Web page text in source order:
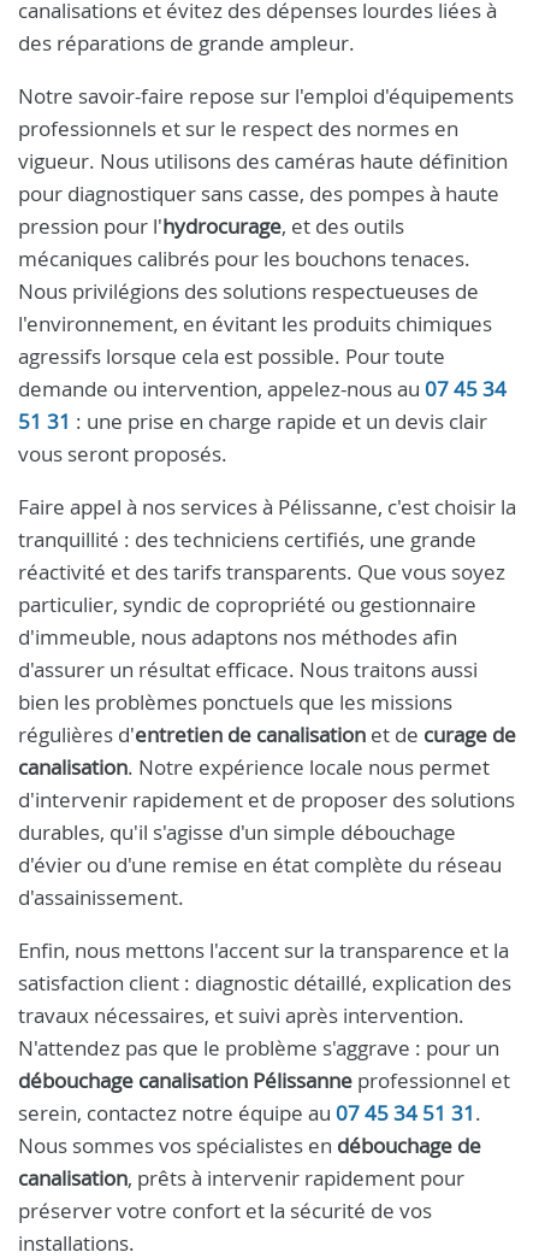
canalisations et évitez des dépenses lourdes liées à
des réparations de grande ampleur.
Notre savoir-faire repose sur l'emploi d'équipements
professionnels et sur le respect des normes en
vigueur. Nous utilisons des caméras haute définition
pour diagnostiquer sans casse, des pompes à haute
pression pour l'hydrocurage, et des outils
mécaniques calibrés pour les bouchons tenaces.
Nous privilégions des solutions respectueuses de
l'environnement, en évitant les produits chimiques
agressifs lorsque cela est possible. Pour toute
demande ou intervention, appelez-nous au 07 45 34
51 31 : une prise en charge rapide et un devis clair
vous seront proposés.
Faire appel à nos services à Pélissanne, c'est choisir la
tranquillité : des techniciens certifiés, une grande
réactivité et des tarifs transparents. Que vous soyez
particulier, syndic de copropriété ou gestionnaire
d'immeuble, nous adaptons nos méthodes afin
d'assurer un résultat efficace. Nous traitons aussi
bien les problèmes ponctuels que les missions
régulières d'entretien de canalisation et de curage de
canalisation. Notre expérience locale nous permet
d'intervenir rapidement et de proposer des solutions
durables, qu'il s'agisse d'un simple débouchage
d'évier ou d'une remise en état complète du réseau
d'assainissement.
Enfin, nous mettons l'accent sur la transparence et la
satisfaction client : diagnostic détaillé, explication des
travaux nécessaires, et suivi après intervention.
N'attendez pas que le problème s'aggrave : pour un
débouchage canalisation Pélissanne professionnel et
serein, contactez notre équipe au 07 45 34 51 31.
Nous sommes vos spécialistes en débouchage de
canalisation, prêts à intervenir rapidement pour
préserver votre confort et la sécurité de vos
installations.